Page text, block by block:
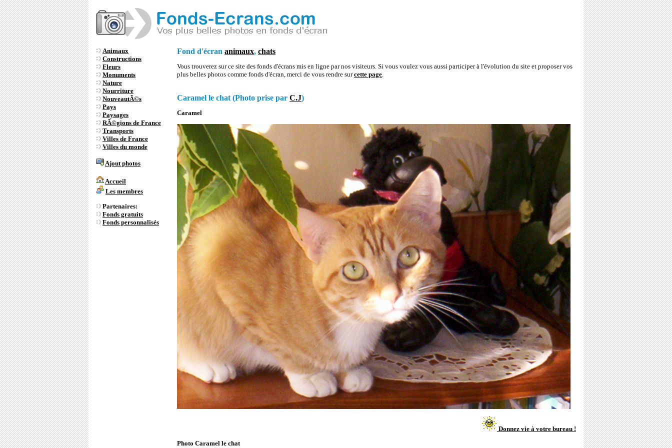
Animaux
Constructions
Fleurs
Monuments
Nature
Nourriture
NouveautÃ©s
Pays
Paysages
RÃ©gions de France
Transports
Villes de France
Villes du monde
Ajout photos
Accueil
Les membres
Partenaires:
Fonds gratuits
Fonds personnalisés
Fond d'écran animaux, chats
Vous trouverez sur ce site des fonds d'écrans mis en ligne par nos visiteurs. Si vous voulez vous aussi participer à l'évolution du site et proposer vos
plus belles photos comme fonds d'écran, merci de vous rendre surcette page.
Caramel le chat (Photo prise par C.J)
Caramel
Donnez vie à votre bureau !
Photo Caramel le chat